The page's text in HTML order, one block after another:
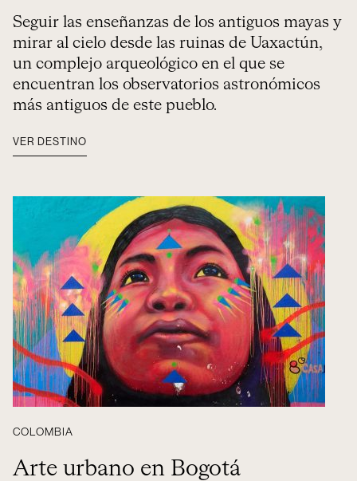
Seguir las enseñanzas de los antiguos mayas y
mirar al cielo desde las ruinas de Uaxactún,
un complejo arqueológico en el que se
encuentran los observatorios astronómicos
más antiguos de este pueblo.
VER DESTINO
COLOMBIA
Arte urbano en Bogotá